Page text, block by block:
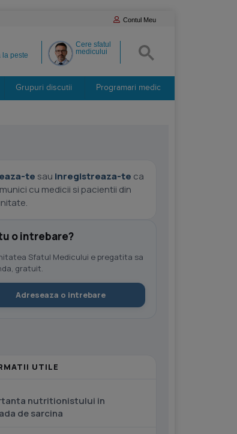
Contul Meu
Cere sfatul
medicului
la peste
Grupuri discutii Programari medic
te sau inregistreaza-te ca
cu medicii si pacientii din
o intrebare?
Sfatul Medicului e pregatita sa
gratuit.
Adreseaza o intrebare
UTILE
nutritionistului in
de sarcina